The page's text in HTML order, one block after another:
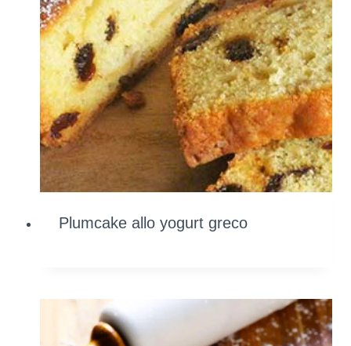
Plumcake allo yogurt greco